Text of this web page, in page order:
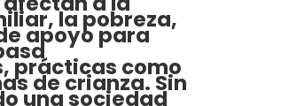
la pobreza,
apoyo para
prácticas como
de crianza. Sin
una sociedad